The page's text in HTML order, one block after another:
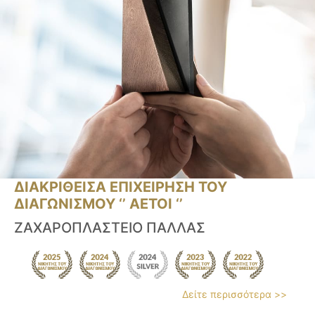
ΔΙΑΚΡΙΘΕΙΣΑ ΕΠΙΧΕΙΡΗΣΗ ΤΟΥ
ΔΙΑΓΩΝΙΣΜΟΥ ‘’ ΑΕΤΟΙ ‘’
ΖΑΧΑΡΟΠΛΑΣΤΕΙΟ ΠΑΛΛΑΣ
Δείτε περισσότερα >>